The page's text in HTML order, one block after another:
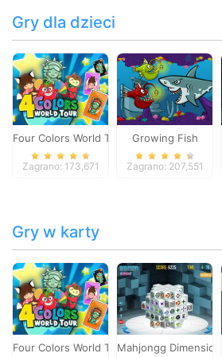
Gry dla dzieci
Four Colors World Tour
Zagrano: 173,671
Growing Fish
Zagrano: 207,551
Gry w karty
Four Colors World TourMahjongg